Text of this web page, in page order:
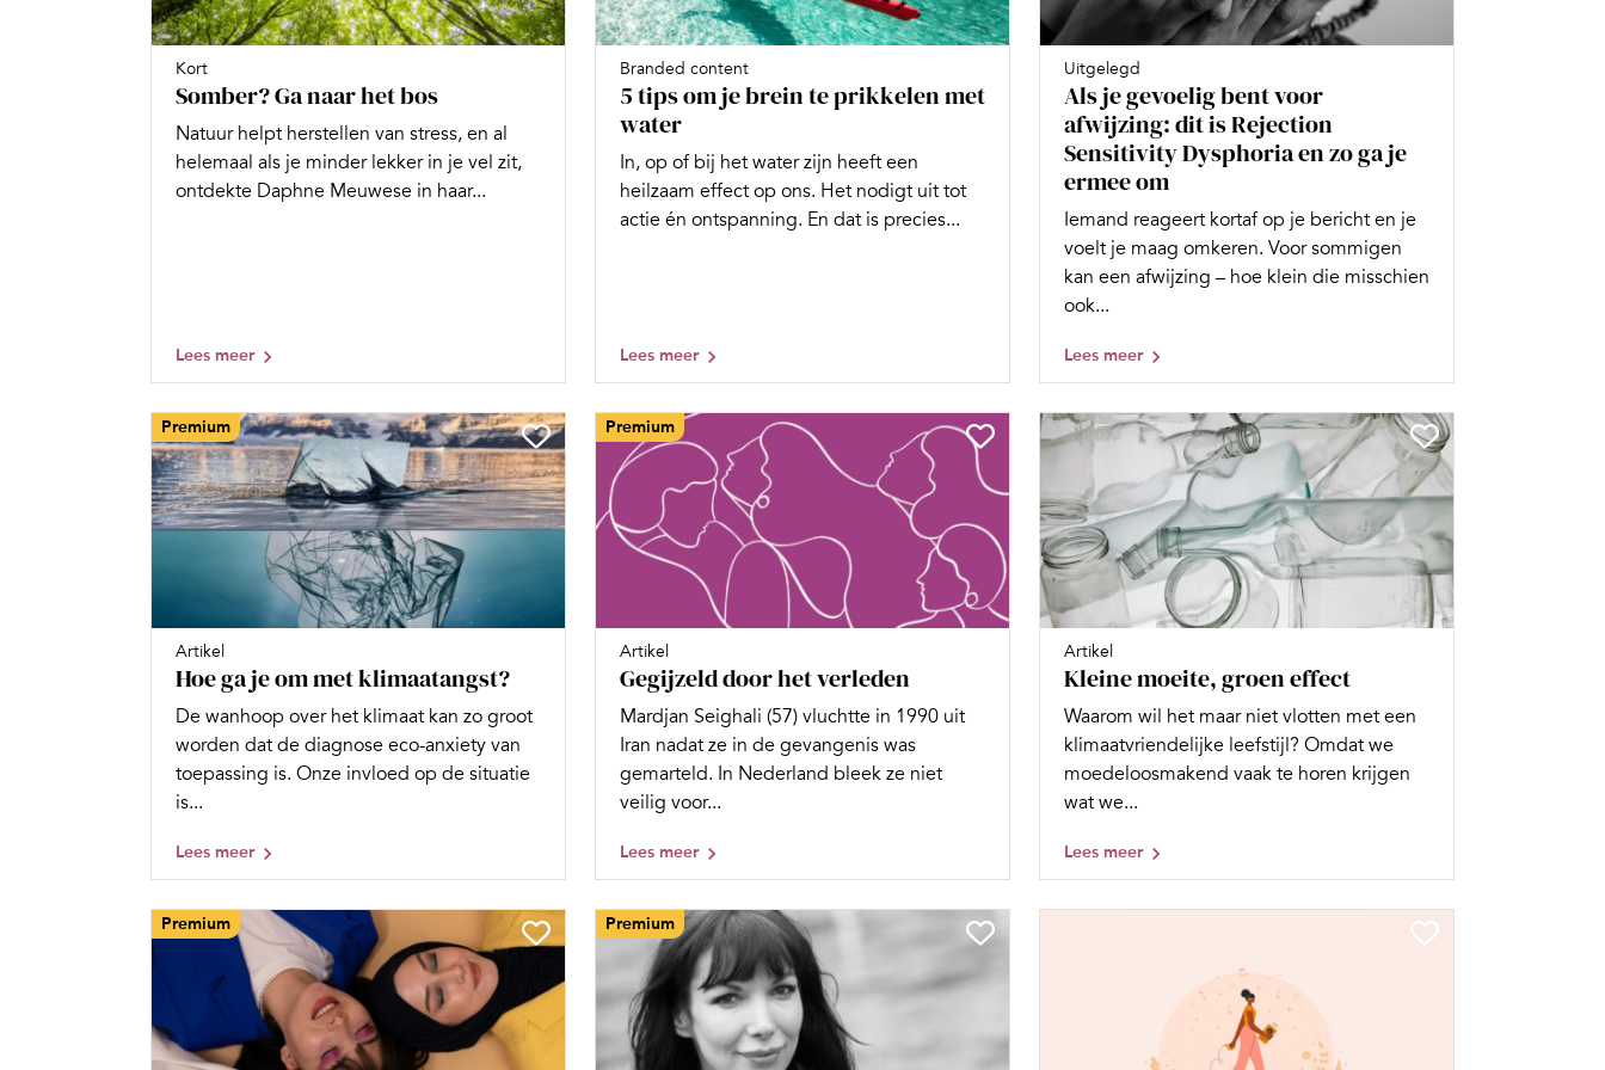
Kort
Somber? Ga naar het bos
Natuur helpt herstellen van stress, en al
helemaal als je minder lekker in je vel zit,
ontdekte Daphne Meuwese in haar...
Lees meer
Branded content
5 tips om je brein te prikkelen met
water
In, op of bij het water zijn heeft een
heilzaam effect op ons. Het nodigt uit tot
actie én ontspanning. En dat is precies...
Lees meer
Uitgelegd
Als je gevoelig bent voor
afwijzing: dit is Rejection
Sensitivity Dysphoria en zo ga je
ermee om
Iemand reageert kortaf op je bericht en je
voelt je maag omkeren. Voor sommigen
kan een afwijzing – hoe klein die misschien
ook...
Lees meer
Premium
Artikel
Hoe ga je om met klimaatangst?
De wanhoop over het klimaat kan zo groot
worden dat de diagnose eco-anxiety van
toepassing is. Onze invloed op de situatie
is...
Lees meer
Premium
Artikel
Gegijzeld door het verleden
Mardjan Seighali (57) vluchtte in 1990 uit
Iran nadat ze in de gevangenis was
gemarteld. In Nederland bleek ze niet
veilig voor...
Lees meer
Artikel
Kleine moeite, groen effect
Waarom wil het maar niet vlotten met een
klimaatvriendelijke leefstijl? Omdat we
moedeloosmakend vaak te horen krijgen
wat we...
Lees meer
Premium Premium